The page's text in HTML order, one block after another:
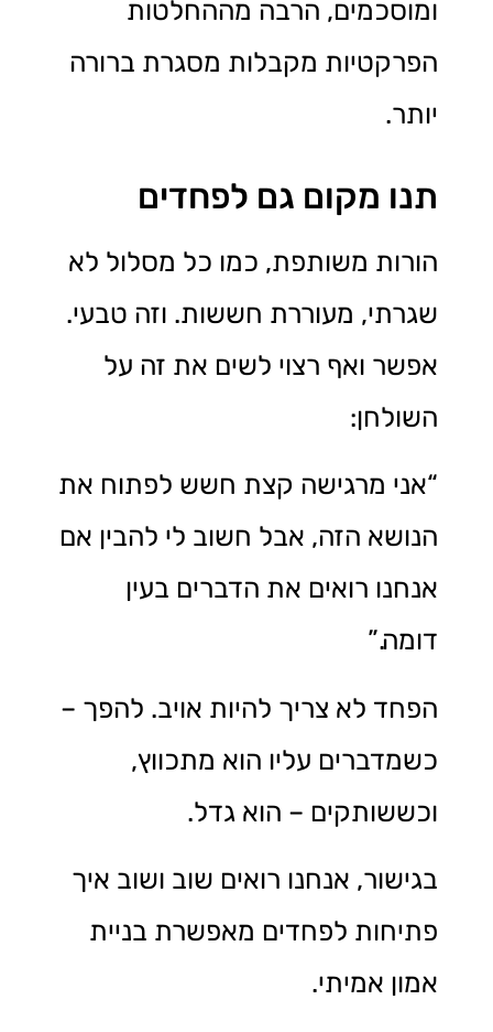
ומוסכמים, הרבה מההחלטות
הפרקטיות מקבלות מסגרת ברורה
יותר.
תנו מקום גם לפחדים
הורות משותפת, כמו כל מסלול לא
שגרתי, מעוררת חששות. וזה טבעי.
אפשר ואף רצוי לשים את זה על
השולחן:
“אני מרגישה קצת חשש לפתוח את
הנושא הזה, אבל חשוב לי להבין אם
אנחנו רואים את הדברים בעין
דומה.”
הפחד לא צריך להיות אויב. להפך –
כשמדברים עליו הוא מתכווץ,
וכששותקים – הוא גדל.
בגישור, אנחנו רואים שוב ושוב איך
פתיחות לפחדים מאפשרת בניית
אמון אמיתי.